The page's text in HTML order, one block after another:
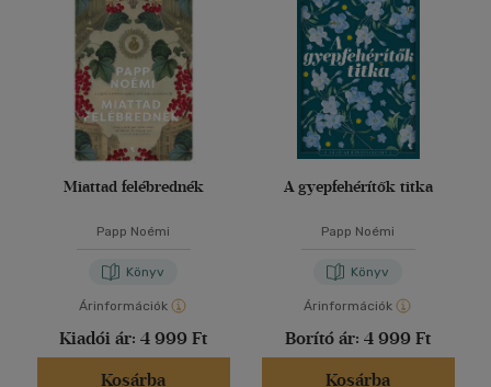
Miattad felébrednék
Papp Noémi
Könyv
Árinformációk
Kiadói ár: 4 999 Ft
Kosárba
A gyepfehérítők titka
Papp Noémi
Könyv
Árinformációk
Borító ár: 4 999 Ft
Kosárba